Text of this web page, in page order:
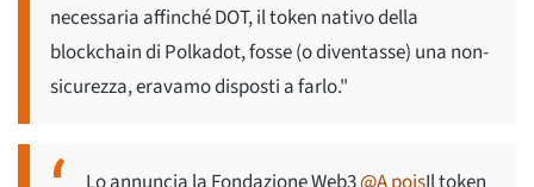
necessaria affinché DOT, il token nativo della
blockchain di Polkadot, fosse (o diventasse) una non-
sicurezza, eravamo disposti a farlo."